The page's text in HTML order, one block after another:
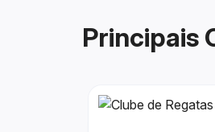
Principais